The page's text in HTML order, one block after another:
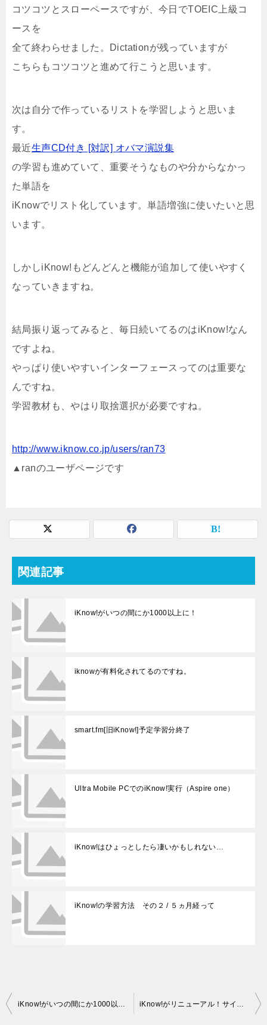
コツコツとスローペースですが、今日でTOEIC上級コ
ースを
全て終わらせました。Dictationが残っていますが
こちらもコツコツと進めて行こうと思います。
次は自分で作っているリストを学習しようと思いま
す。
最近生声CD付き [対訳] オバマ演説集
の学習も進めていて、重要そうなものや分からなかっ
た単語を
iKnowでリスト化しています。単語増強に使いたいと思
います。
しかしiKnow!もどんどんと機能が追加して使いやすく
なっていきますね。
結局振り返ってみると、毎日続いてるのはiKnow!なん
ですよね。
やっぱり使いやすいインターフェースってのは重要な
んですね。
学習教材も、やはり取捨選択が必要ですね。
http://www.iknow.co.jp/users/ran73
▲ranのユーザページです
関連記事
iKnow!がいつの間にか1000以上に！
iknowが有料化されてるのですね。
smart.fm[旧iKnow!]予定学習分終了
Ultra Mobile PCでのiKnow!実行（Aspire one）
iKnow!はひょっとしたら凄いかもしれない…
iKnow!の学習方法 その２ / ５ヵ月経って
投